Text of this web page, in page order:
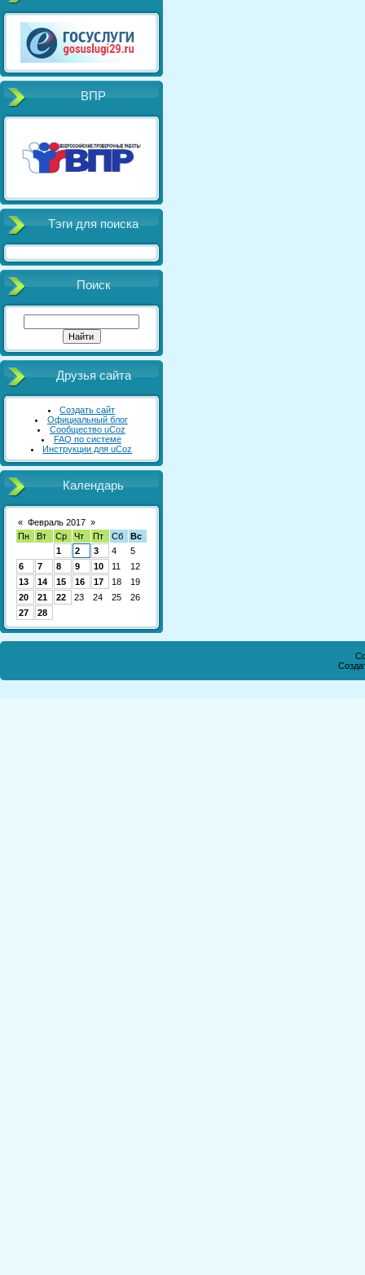
ВПР
Тэги для поиска
Поиск
Друзья сайта
Создать сайт
Официальный блог
Сообщество uCoz
FAQ по системе
Инструкции для uCoz
Календарь
« Февраль 2017 »
Пн
Вт Ср Чт Пт Сб
Вс
1
2 3 4
5
6
7 8 9 10 11
12
13
14 15 16 17 18
19
20
21 22 23 24 25
26
27
28